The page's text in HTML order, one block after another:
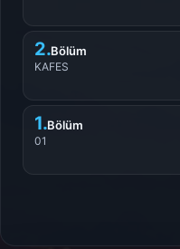
2.Bölüm
KAFES
1.Bölüm
01